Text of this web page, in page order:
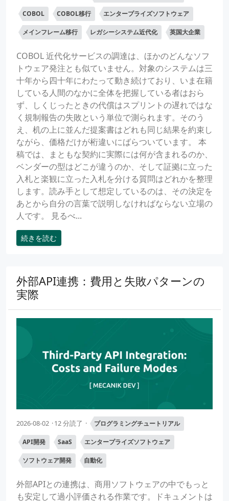
COBOL COBOL移行 エンタープライズソフトウェア
メインフレーム移行 レガシーシステム近代化 英国大企業
COBOL 近代化サービスの調達は、ほかのどんなソフ
トウェア発注とも似ていません。対象のシステムは三
十年から四十年にわたって動き続けており、いま在籍
している人間のなかに全体を把握している者はおら
ず、しくじったときの代償はスプリントの遅れではな
く規制報告の失敗という単位で測られます。そのう
え、机の上に並んだ提案書はどれも同じ結果を約束し
ながら、価格だけが桁違いにばらついています。 本
稿では、まともな契約に実際には何が含まれるのか、
ベンダーの型はどこが違うのか、そして証拠に立った
入札と楽観に立った入札を分ける質問はどれかを整理
します。読み手として想定しているのは、その決定を
あとから自分の言葉で説明しなければならない立場の
人です。 見るべ...
続きを読む
外部API連携：費用と失敗パターンの
実際
2026-08-02 12 分読了 プログラミングチュートリアル
API開発 SaaS エンタープライズソフトウェア
ソフトウェア開発 自動化
外部APIとの連携は、商用ソフトウェアの中でもっと
も安定して過小評価される作業です。ドキュメントは